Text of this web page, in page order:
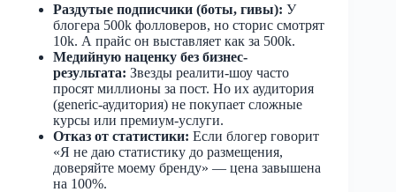
Раздутые подписчики (боты, гивы): У
блогера 500k фолловеров, но сторис смотрят
10k. А прайс он выставляет как за 500k.
Медийную наценку без бизнес-
результата: Звезды реалити-шоу часто
просят миллионы за пост. Но их аудитория
(generic-аудитория) не покупает сложные
курсы или премиум-услуги.
Отказ от статистики: Если блогер говорит
«Я не даю статистику до размещения,
доверяйте моему бренду» — цена завышена
на 100%.